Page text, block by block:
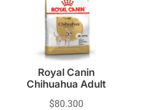
Royal Canin
Chihuahua Adult
$80.300